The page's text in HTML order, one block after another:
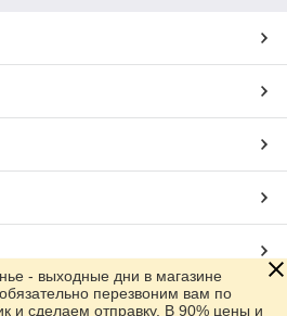
Prom.ua
- выходные дни в магазине
перезвоним вам по
и сделаем отправку. В 90% цены и